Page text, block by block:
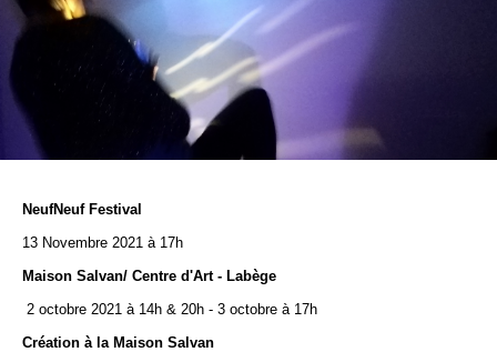
NeufNeuf Festival
13 Novembre 2021 à 17h
Maison Salvan/ Centre d'Art - Labège
2 octobre 2021 à 14h & 20h - 3 octobre à 17h
Création à la Maison Salvan